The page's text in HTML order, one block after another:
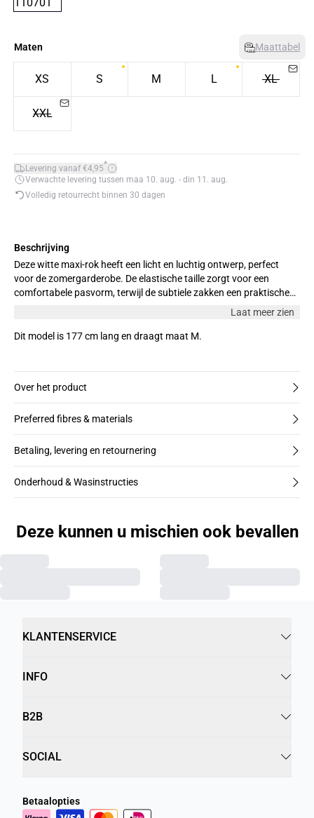
Maten Maattabel
XS S M L XL
XXL
Levering vanaf €4,95*
Verwachte levering tussen maa 10. aug. - din 11. aug.
Volledig retourrecht binnen 30 dagen
Beschrijving
Deze witte maxi-rok heeft een licht en luchtig ontwerp, perfect
voor de zomergarderobe. De elastische taille zorgt voor een
comfortabele pasvorm, terwijl de subtiele zakken een praktische
touch toevoegen. Een stijlvolle en veelzijdige favoriet voor warme
Laat meer zien
Dit model is 177 cm lang en draagt maat M.
Over het product
Preferred fibres & materials
Betaling, levering en retournering
Onderhoud & Wasinstructies
Deze kunnen u mischien ook bevallen
KLANTENSERVICE
INFO
B2B
SOCIAL
Betaalopties